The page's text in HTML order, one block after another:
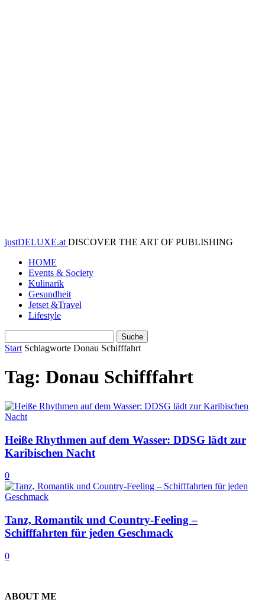
justDELUXE.at DISCOVER THE ART OF PUBLISHING
HOME
Events & Society
Kulinarik
Gesundheit
Jetset &Travel
Lifestyle
Start Schlagworte Donau Schifffahrt
Tag: Donau Schifffahrt
Heiße Rhythmen auf dem Wasser: DDSG lädt zur
Karibischen Nacht
0
Tanz, Romantik und Country-Feeling –
Schifffahrten für jeden Geschmack
0
ABOUT ME